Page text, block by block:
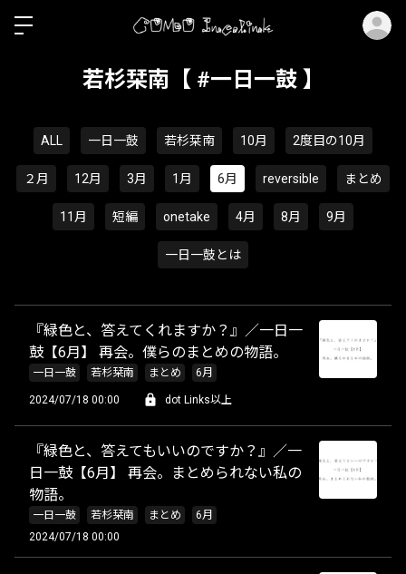
若杉栞南【 #一日一鼓 】
ALL 一日一鼓 若杉栞南 10月 2度目の10月
２月 12月 3月 1月 6月 reversible まとめ
11月 短編 onetake 4月 8月 9月
一日一鼓とは
『緑色と、答えてくれますか？』／一日一
鼓【6月】 再会。僕らのまとめの物語。
一日一鼓 若杉栞南 まとめ 6月
2024/07/18 00:00 dot Links以上
『緑色と、答えてもいいのですか？』／一
日一鼓【6月】 再会。まとめられない私の
物語。
一日一鼓 若杉栞南 まとめ
6月
2024/07/18 00:00